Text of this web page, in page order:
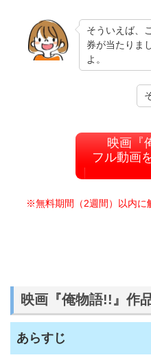
そういえば、
券が当たりま
よ。
映画『
フル動画
※無料期間（2週間）以内に
映画『俺物語!!』作
あらすじ